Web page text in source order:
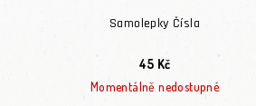
Samolepky Čísla
45 Kč
Momentálně nedostupné